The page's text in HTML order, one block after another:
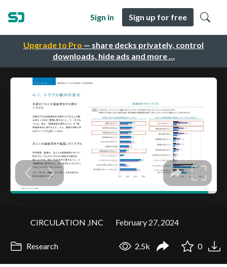
Upgrade to Pro — share decks privately, control
downloads, hide ads and more …
Sign in Sign up for free
CIRCULATION ,INC February 27, 2024
Research 2.5k 0